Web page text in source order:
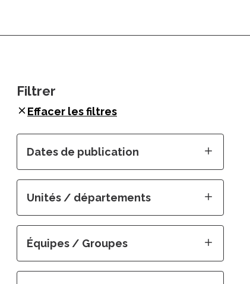
Filtrer
Effacer les filtres
Dates de publication
Unités / départements
Équipes / Groupes